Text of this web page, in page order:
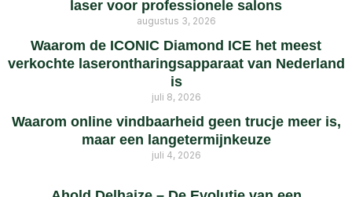
laser voor professionele salons
augustus 3, 2026
Waarom de ICONIC Diamond ICE het meest
verkochte laserontharingsapparaat van Nederland
is
juli 8, 2026
Waarom online vindbaarheid geen trucje meer is,
maar een langetermijnkeuze
juli 4, 2026